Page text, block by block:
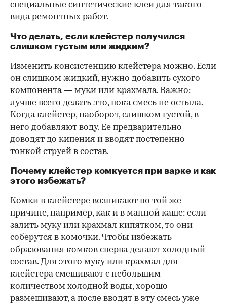
специальные синтетические клеи для такого
вида ремонтных работ.
Что делать, если клейстер получился
слишком густым или жидким?
Изменить консистенцию клейстера можно. Если
он слишком жидкий, нужно добавить сухого
компонента — муки или крахмала. Важно:
лучше всего делать это, пока смесь не остыла.
Когда клейстер, наоборот, слишком густой, в
него добавляют воду. Ее предварительно
доводят до кипения и вводят постепенно
тонкой струей в состав.
Почему клейстер комкуется при варке и как
этого избежать?
Комки в клейстере возникают по той же
причине, например, как и в манной каше: если
залить муку или крахмал кипятком, то они
соберутся в комочки. Чтобы избежать
образования комков сперва делают холодный
состав. Для этого муку или крахмал для
клейстера смешивают с небольшим
количеством холодной воды, хорошо
размешивают, а после вводят в эту смесь уже